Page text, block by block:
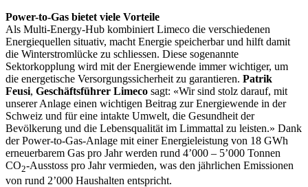
Power-to-Gas bietet viele Vorteile
Als Multi-Energy-Hub kombiniert Limeco die verschiedenen
Energiequellen situativ, macht Energie speicherbar und hilft damit
die Winterstromlücke zu schliessen. Diese sogenannte
Sektorkopplung wird mit der Energiewende immer wichtiger, um
die energetische Versorgungssicherheit zu garantieren. Patrik
Feusi, Geschäftsführer Limeco sagt: «Wir sind stolz darauf, mit
unserer Anlage einen wichtigen Beitrag zur Energiewende in der
Schweiz und für eine intakte Umwelt, die Gesundheit der
Bevölkerung und die Lebensqualität im Limmattal zu leisten.» Dank
der Power-to-Gas-Anlage mit einer Energieleistung von 18 GWh
erneuerbarem Gas pro Jahr werden rund 4’000 – 5’000 Tonnen
CO2-Ausstoss pro Jahr vermieden, was den jährlichen Emissionen
von rund 2’000 Haushalten entspricht.